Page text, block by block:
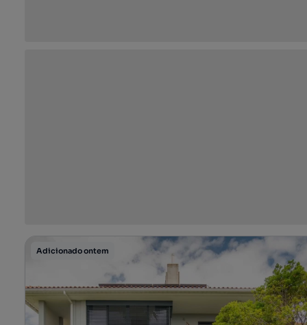
Adicionado ontem